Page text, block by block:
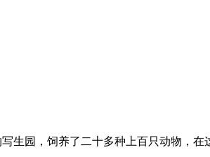
园，饲养了二十多种上百只动物，在